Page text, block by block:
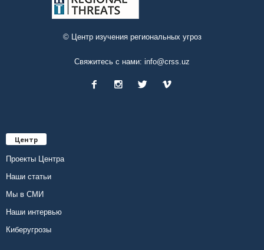
© Центр изучения региональных угроз
Свяжитесь с нами: info@crss.uz
Центр
Проекты Центра
Наши статьи
Мы в СМИ
Наши интервью
Киберугрозы